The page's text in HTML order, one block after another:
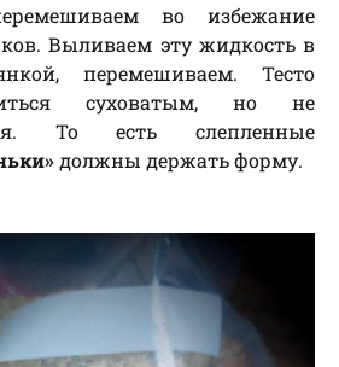
во избежание
Выливаем эту жидкость в
перемешиваем. Тесто
суховатым, но не
То есть слепленные
должны держать форму.